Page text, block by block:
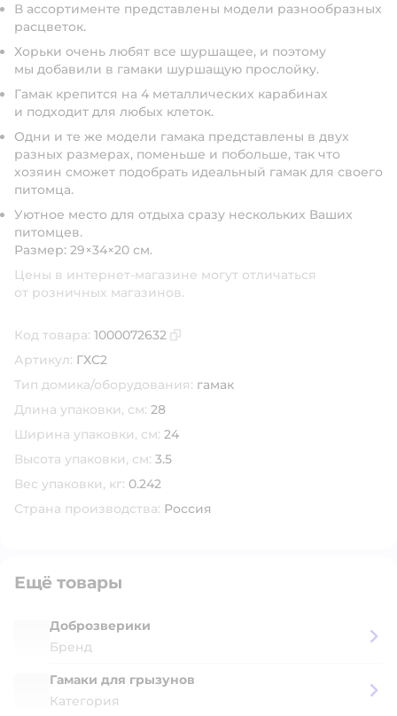
В ассортименте представлены модели разнообразных
расцветок.
Хорьки очень любят все шуршащее, и поэтому
мы добавили в гамаки шуршащую прослойку.
Гамак крепится на 4 металлических карабинах
и подходит для любых клеток.
Одни и те же модели гамака представлены в двух
разных размерах, поменьше и побольше, так что
хозяин сможет подобрать идеальный гамак для своего
питомца.
Уютное место для отдыха сразу нескольких Ваших
питомцев.
Размер: 29×34×20 см.
Цены в интернет-магазине могут отличаться
от розничных магазинов.
Код товара: 1000072632
Артикул: ГХС2
Тип домика/оборудования: гамак
Длина упаковки, см: 28
Ширина упаковки, см: 24
Высота упаковки, см: 3.5
Вес упаковки, кг: 0.242
Страна производства: Россия
Ещё товары
Доброзверики
Бренд
Гамаки для грызунов
Категория